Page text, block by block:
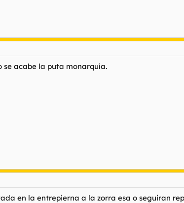
se acabe la puta monarquía.
en la entrepierna a la zorra esa o seguiran